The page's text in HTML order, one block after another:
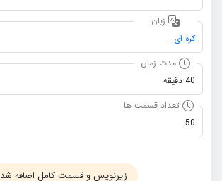
زبان
کره ای
مدت زمان
40 دقیقه
تعداد قسمت ها
50
زیرنویس و قسمت کامل اضافه شد